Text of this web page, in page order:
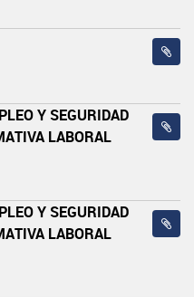
Y SEGURIDAD
LABORAL
Y SEGURIDAD
LABORAL